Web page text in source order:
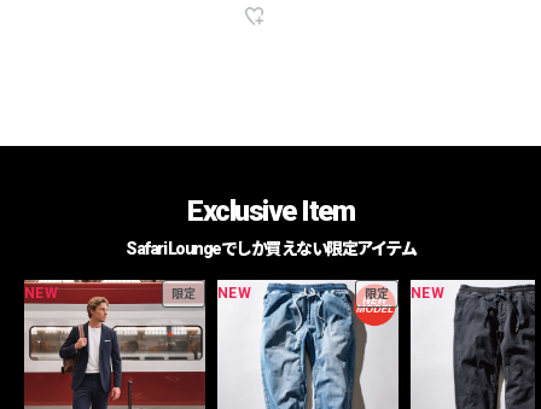
Exclusive Item
Safari Loungeでしか買えない限定アイテム
NEW 限定 NEW 限定 NEW